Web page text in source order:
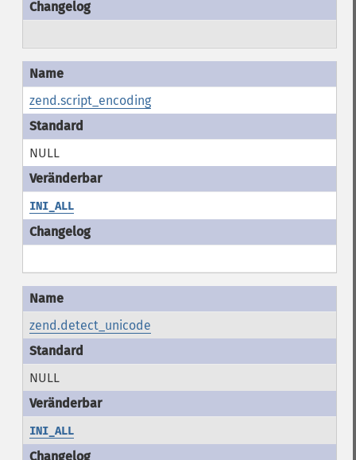
zend.script_encoding
NULL
INI_ALL
zend.detect_unicode
NULL
INI_ALL